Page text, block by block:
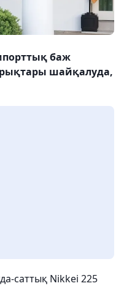
баж
шайқалуда,
саттық Nikkei 225